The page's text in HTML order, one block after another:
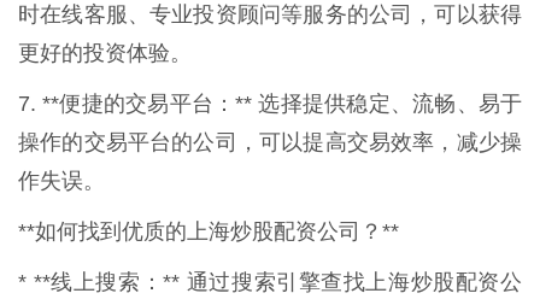
时在线客服、专业投资顾问等服务的公司，可以获得
更好的投资体验。
7. **便捷的交易平台：** 选择提供稳定、流畅、易于
操作的交易平台的公司，可以提高交易效率，减少操
作失误。
**如何找到优质的上海炒股配资公司？**
* **线上搜索：** 通过搜索引擎查找上海炒股配资公